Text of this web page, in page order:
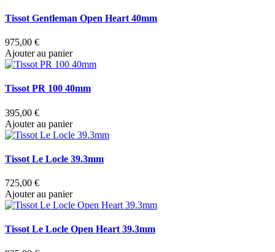
Tissot Gentleman Open Heart 40mm
975,00 €
Ajouter au panier
Tissot PR 100 40mm
395,00 €
Ajouter au panier
Tissot Le Locle 39.3mm
725,00 €
Ajouter au panier
Tissot Le Locle Open Heart 39.3mm